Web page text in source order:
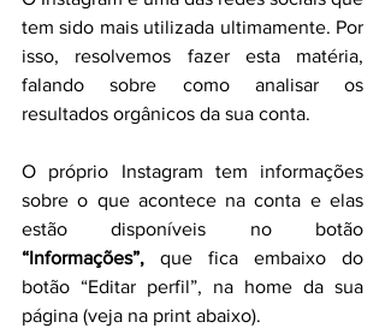
tem sido mais utilizada ultimamente. Por
isso, resolvemos fazer esta matéria,
falando sobre como analisar os
resultados orgânicos da sua conta.
O próprio Instagram tem informações
sobre o que acontece na conta e elas
estão disponíveis no botão
“Informações”, que fica embaixo do
botão “Editar perfil”, na home da sua
página (veja na print abaixo).